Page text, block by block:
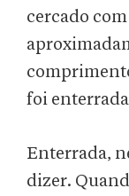
cercado
foi
Enterrada,
dizer.